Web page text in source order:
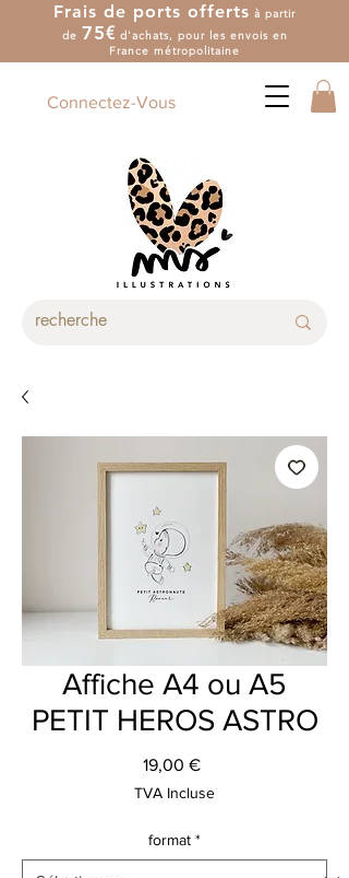
Frais de ports offerts à partir
de 75€ d'achats, pour les envois en
France métropolitaine
Connectez-Vous
Affiche A4 ou A5
PETIT HEROS ASTRO
19,00 €Prix
TVA Incluse
format *